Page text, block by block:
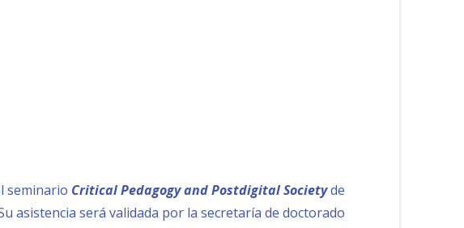
seminario Critical Pedagogy and Postdigital Societyde
asistencia será validada por la secretaría de doctorado